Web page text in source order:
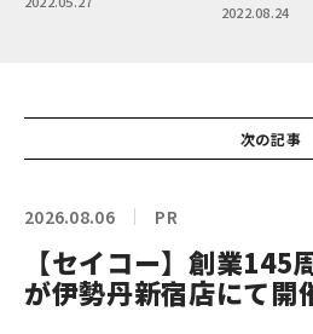
2022.08.24
次の記事
2026.08.06 PR
【セイコー】創業145
が伊勢丹新宿店にて開